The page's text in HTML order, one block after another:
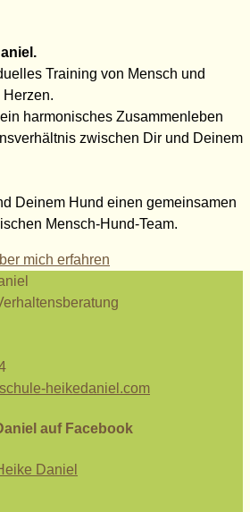
Training von Mensch und
Herzen.
harmonisches Zusammenleben
zwischen Dir und Deinem
Deinem Hund einen gemeinsamen
Mensch-Hund-Team.
mich erfahren
heikedaniel.com
auf Facebook